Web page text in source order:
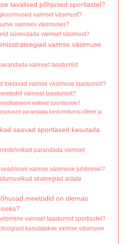
tavalised põhjused sportlastel?
vaimset väsimust?
vaimses väsimuses?
süvendada vaimset väsimust?
vaimse väsimuse
vaimset taastumist
toetavad vaimse väsimuse taastumist?
vaimset taastumist?
eelised sportlastele?
parandada keskendumisvõimet ja
saavad sportlased kasutada
parandada vaimset
vaimse väsimuse juhtimisel?
strateegiad aidata
meetodid on olemas
vaimset taastumist sportlastel?
kasutatakse vaimse väsimuse